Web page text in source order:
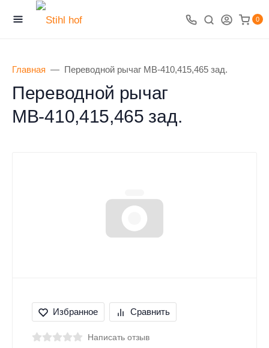
0
Главная Переводной рычаг МВ-410,415,465 зад.
Переводной рычаг
МВ-410,415,465 зад.
Избранное Сравнить
Написать отзыв